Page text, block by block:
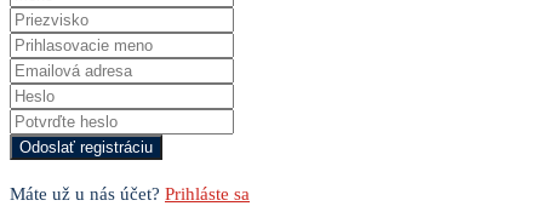
Máte už u nás účet? Prihláste sa